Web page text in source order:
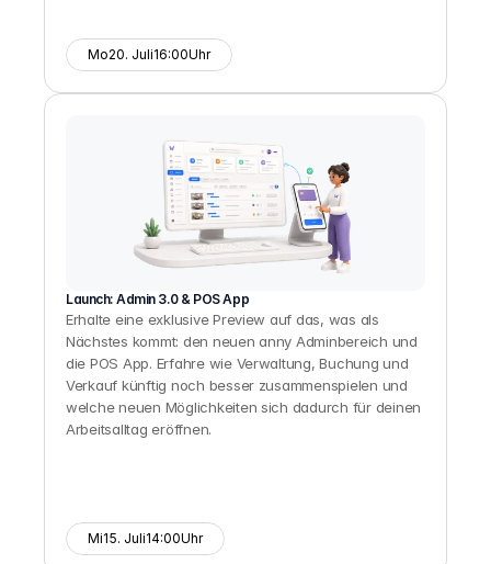
Mo20. Juli16:00Uhr
Launch: Admin 3.0 & POS App
Erhalte eine exklusive Preview auf das, was als
Nächstes kommt: den neuen anny Adminbereich und
die POS App. Erfahre wie Verwaltung, Buchung und
Verkauf künftig noch besser zusammenspielen und
welche neuen Möglichkeiten sich dadurch für deinen
Arbeitsalltag eröffnen.
Mi15. Juli14:00Uhr